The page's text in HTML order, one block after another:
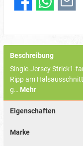
Beschreibung
Single-Jersey Strick1-
Ripp am
g… Mehr
Eigenschaften
Marke